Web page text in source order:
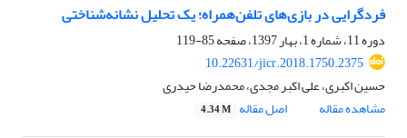
فردگرایی در بازی‌های تلفن‌همراه؛ یک تحلیل نشانه‌شناختی
دوره 11، شماره 1، بهار 1397، صفحه
85-119
10.22631/jicr.2018.1750.2375
حسین اکبری، علی اکبر مجدی، محمدرضا حیدری
مشاهده مقاله
اصل مقاله 4.34 M